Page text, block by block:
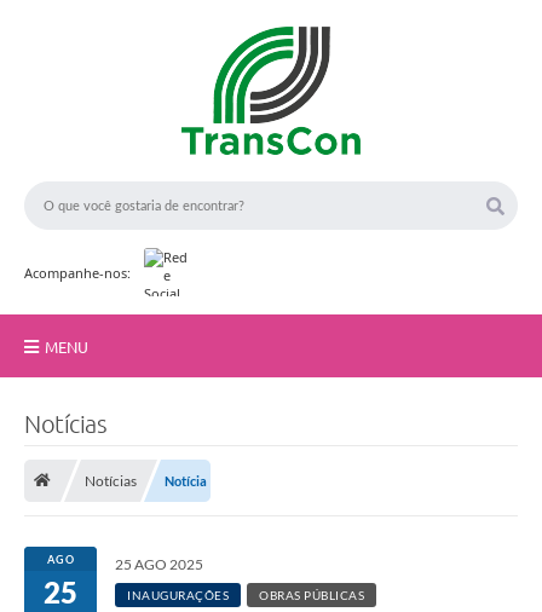
Acompanhe-nos:
MENU
Rotativo
Atendimento
Notícias
Notícias Notícia
AGO
25
25 AGO 2025
INAUGURAÇÕES OBRAS PÚBLICAS